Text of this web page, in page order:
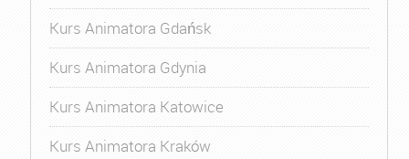
Kurs Animatora Gdańsk
Kurs Animatora Gdynia
Kurs Animatora Katowice
Kurs Animatora Kraków